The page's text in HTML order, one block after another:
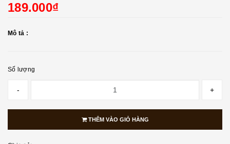
189.000₫
Mô tả :
Số lượng
- +
THÊM VÀO GIỎ HÀNG